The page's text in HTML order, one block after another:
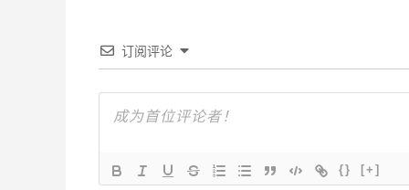
订阅评论
{} [+]